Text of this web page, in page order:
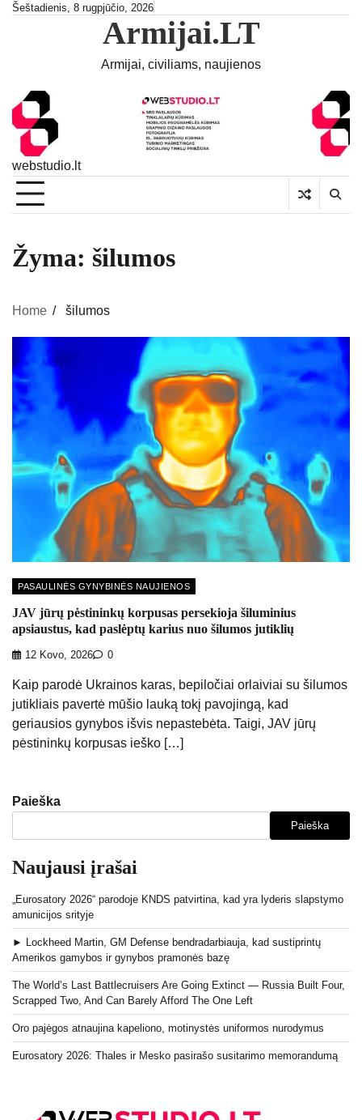
SkipŠeštadienis, 8 rugpjūčio, 2026
Armijai.LT
Armijai, civiliams, naujienos
webstudio.lt
Žyma: šilumos
Home šilumos
PASAULINĖS GYNYBINĖS NAUJIENOS
JAV jūrų pėstininkų korpusas persekioja šiluminius
apsiaustus, kad paslėptų karius nuo šilumos jutiklių
12 Kovo, 2026 0
Kaip parodė Ukrainos karas, bepiločiai orlaiviai su šilumos
jutikliais pavertė mūšio lauką tokį pavojingą, kad
geriausios gynybos išvis nepastebėta. Taigi, JAV jūrų
pėstininkų korpusas ieško […]
Paieška
Paieška
Naujausi įrašai
„Eurosatory 2026“ parodoje KNDS patvirtina, kad yra lyderis slapstymo
amunicijos srityje
► Lockheed Martin, GM Defense bendradarbiauja, kad sustiprintų
Amerikos gamybos ir gynybos pramonės bazę
The World’s Last Battlecruisers Are Going Extinct — Russia Built Four,
Scrapped Two, And Can Barely Afford The One Left
Oro pajėgos atnaujina kapeliono, motinystės uniformos nurodymus
Eurosatory 2026: Thales ir Mesko pasirašo susitarimo memorandumą